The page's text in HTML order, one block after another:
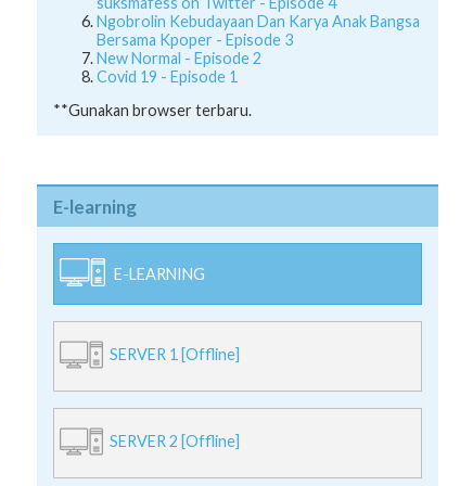
Ngobrolin Kebudayaan Dan Karya Anak Bangsa
Bersama Kpoper - Episode 3
New Normal - Episode 2
Covid 19 - Episode 1
**Gunakan browser terbaru.
E-learning
E-LEARNING
SERVER 1 [Offline]
SERVER 2 [Offline]